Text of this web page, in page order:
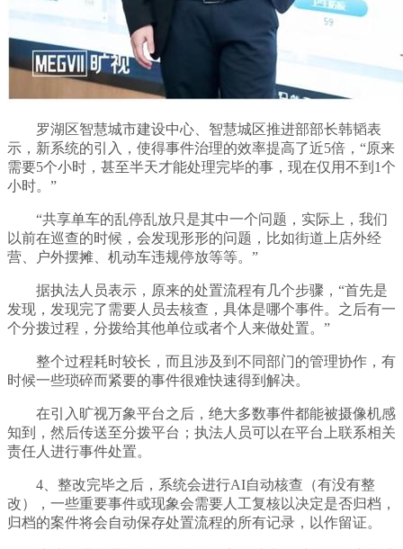
罗湖区智慧城市建设中心、智慧城区推进部部长韩韬表
示，新系统的引入，使得事件治理的效率提高了近5倍，“原来
需要5个小时，甚至半天才能处理完毕的事，现在仅用不到1个
小时。”
“共享单车的乱停乱放只是其中一个问题，实际上，我们
以前在巡查的时候，会发现形形的问题，比如街道上店外经
营、户外摆摊、机动车违规停放等等。”
据执法人员表示，原来的处置流程有几个步骤，“首先是
发现，发现完了需要人员去核查，具体是哪个事件。之后有一
个分拨过程，分拨给其他单位或者个人来做处置。”
整个过程耗时较长，而且涉及到不同部门的管理协作，有
时候一些琐碎而紧要的事件很难快速得到解决。
在引入旷视万象平台之后，绝大多数事件都能被摄像机感
知到，然后传送至分拨平台；执法人员可以在平台上联系相关
责任人进行事件处置。
4、整改完毕之后，系统会进行AI自动核查（有没有整
改），一些重要事件或现象会需要人工复核以决定是否归档，
归档的案件将会自动保存处置流程的所有记录，以作留证。